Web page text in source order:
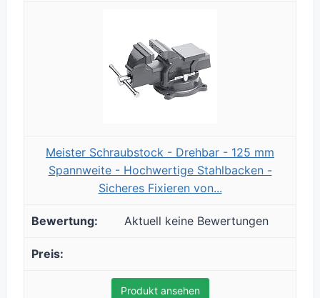
Meister Schraubstock - Drehbar - 125 mm
Spannweite - Hochwertige Stahlbacken -
Sicheres Fixieren von...
Aktuell keine Bewertungen
Produkt ansehen